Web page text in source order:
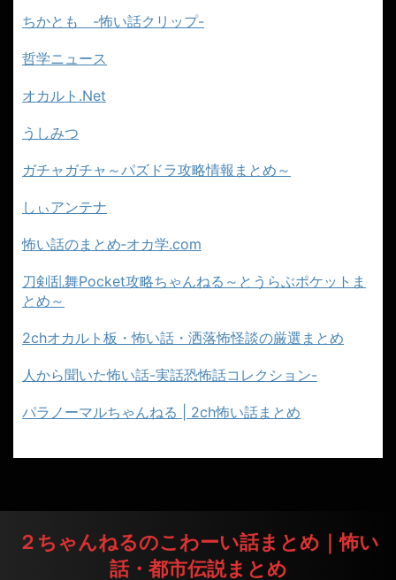
ちかとも -怖い話クリップ-
哲学ニュース
オカルト.Net
うしみつ
ガチャガチャ～パズドラ攻略情報まとめ～
しぃアンテナ
怖い話のまとめ‐オカ学.com
刀剣乱舞Pocket攻略ちゃんねる～とうらぶポケットま
とめ～
2chオカルト板・怖い話・洒落怖怪談の厳選まとめ
人から聞いた怖い話-実話恐怖話コレクション-
パラノーマルちゃんねる | 2ch怖い話まとめ
２ちゃんねるのこわーい話まとめ｜怖い
話・都市伝説まとめ